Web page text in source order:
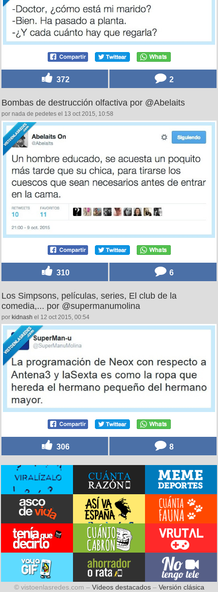
372 2
Bombas de destrucción olfactiva por @Abelaits
por nada de pedetes el 13 oct 2015, 10:58
310 6
Los Simpsons, películas, series, El club de la
comedia,... por @supermanumolina
por kidnash el 12 oct 2015, 00:54
306 8
© vistoenlasredes.com – Vídeos destacados– Versión clásica